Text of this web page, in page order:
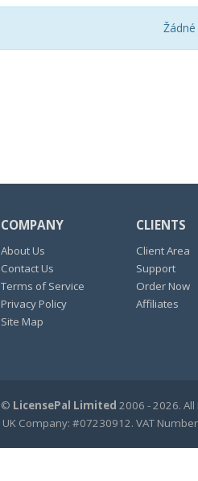
COMPANY
About Us
Contact Us
Terms of Service
Privacy Policy
Site Map
CLIENTS
Client Area
Support
Order Now
Affiliates
© LicensePal Limited 2006 - 2026.
Company: #07230912. VAT